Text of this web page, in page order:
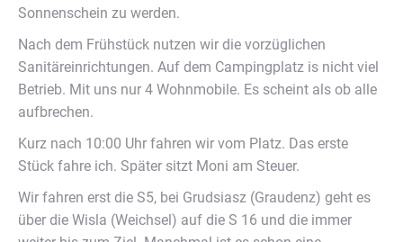
Sonnenschein zu werden.
Nach dem Frühstück nutzen wir die vorzüglichen
Sanitäreinrichtungen. Auf dem Campingplatz is nicht viel
Betrieb. Mit uns nur 4 Wohnmobile. Es scheint als ob alle
aufbrechen.
Kurz nach 10:00 Uhr fahren wir vom Platz. Das erste
Stück fahre ich. Später sitzt Moni am Steuer.
Wir fahren erst die S5, bei Grudsiasz (Graudenz) geht es
über die Wisla (Weichsel) auf die S 16 und die immer